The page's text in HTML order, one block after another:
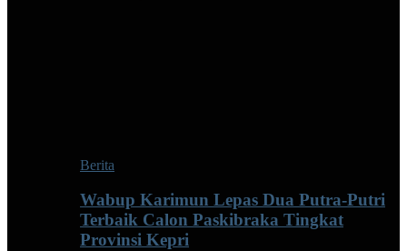
Berita
Wabup Karimun Lepas Dua Putra-Putri
Terbaik Calon Paskibraka Tingkat
Provinsi Kepri